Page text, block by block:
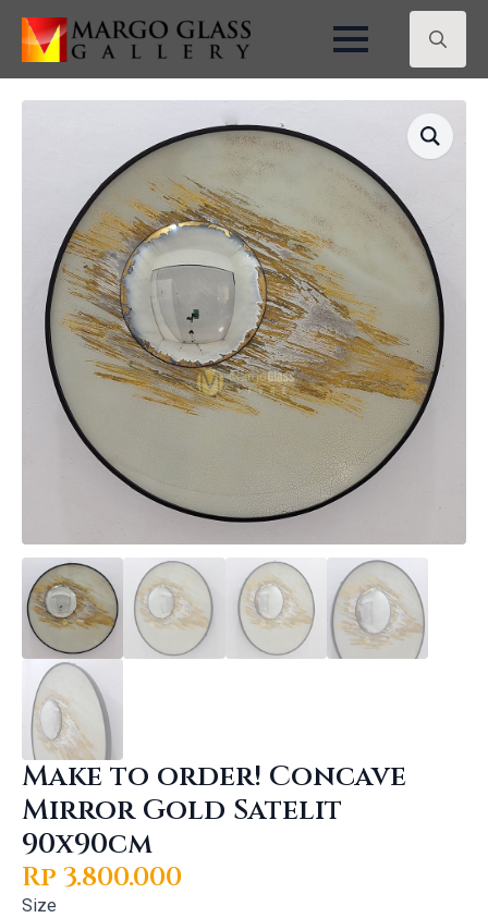
Search
for:
Make to order! Concave
Mirror Gold Satelit
90x90cm
Rp 3.800.000
Size